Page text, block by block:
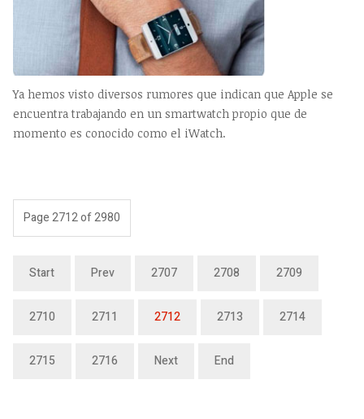
Ya hemos visto diversos rumores que indican que Apple se
encuentra trabajando en un smartwatch propio que de
momento es conocido como el iWatch.
Page 2712 of 2980
Start Prev 2707 2708 2709
2710 2711 2712 2713 2714
2715 2716 Next End